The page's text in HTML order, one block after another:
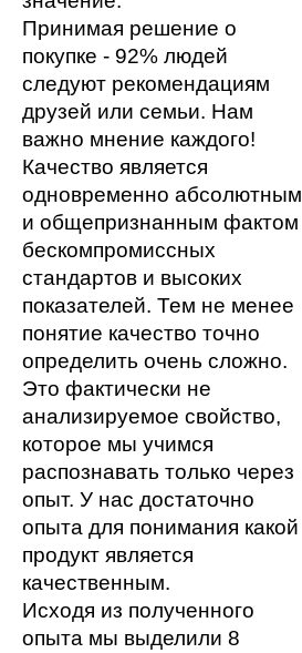
Принимая решение о
покупке - 92% людей
следуют рекомендациям
друзей или семьи. Нам
важно мнение каждого!
Качество является
одновременно абсолютным
и общепризнанным фактом
бескомпромиссных
стандартов и высоких
показателей. Тем не менее
понятие качество точно
определить очень сложно.
Это фактически не
анализируемое свойство,
которое мы учимся
распознавать только через
опыт. У нас достаточно
опыта для понимания какой
продукт является
качественным.
Исходя из полученного
опыта мы выделили 8